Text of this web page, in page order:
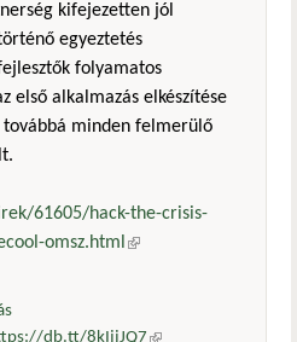
kifejezetten jól
egyeztetés
folyamatos
első alkalmazás elkészítése
minden felmerülő
61605/hack-the-crisis-
omsz.html(külső hivatkozás)
db.tt/8kIjjJQ7 (külső